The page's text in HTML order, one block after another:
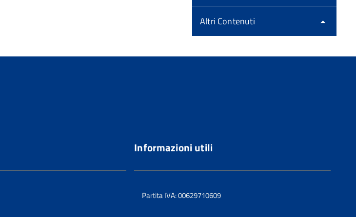
Altri Contenuti
Informazioni utili
Partita IVA: 00629710609